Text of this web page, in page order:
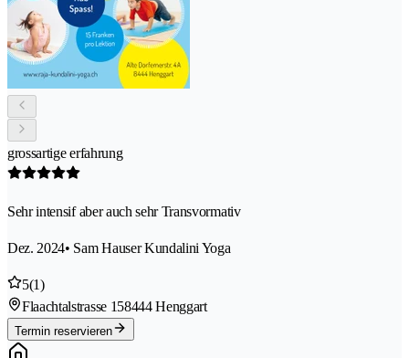
grossartige erfahrung
Sehr intensif aber auch sehr Transvormativ
Dez. 2024• Sam Hauser Kundalini Yoga
5(1)
Flaachtalstrasse 158444 Henggart
Termin reservieren